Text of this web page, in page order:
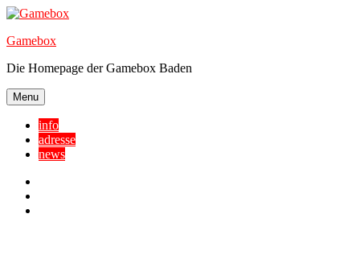
Skip
content
Gamebox
Die Homepage der Gamebox Baden
Menu
info
adresse
news